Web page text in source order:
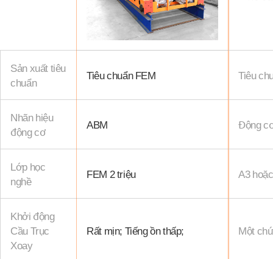
Sản xuất tiêu
chuẩn
Tiêu chuẩn FEM Tiêu
Nhãn hiệu
động cơ
ABM Động
Lớp học
nghề
FEM 2 triệu A3
Khởi động
Cầu Trục
Xoay
Rất mịn; Tiếng ồn thấp; Một